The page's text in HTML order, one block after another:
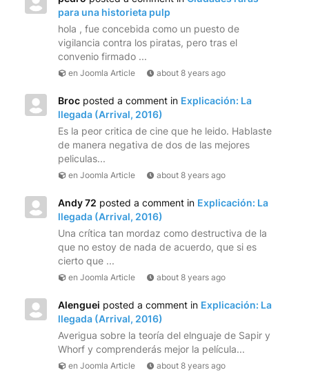
para una historieta pulp
hola , fue concebida como un puesto de
vigilancia contra los piratas, pero tras el
convenio firmado ...
en Joomla Article about 8 years ago
Broc posted a comment in Explicación: La
llegada (Arrival, 2016)
Es la peor critica de cine que he leido. Hablaste
de manera negativa de dos de las mejores
peliculas...
en Joomla Article about 8 years ago
Andy 72 posted a comment in Explicación: La
llegada (Arrival, 2016)
Una crítica tan mordaz como destructiva de la
que no estoy de nada de acuerdo, que si es
cierto que ...
en Joomla Article about 8 years ago
Alenguei posted a comment in Explicación: La
llegada (Arrival, 2016)
Averigua sobre la teoría del elnguaje de Sapir y
Whorf y comprenderás mejor la película...
en Joomla Article about 8 years ago